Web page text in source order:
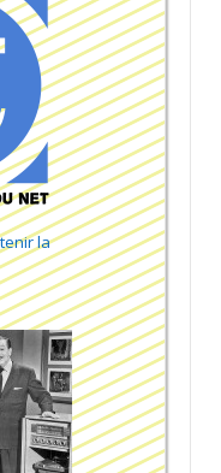
la